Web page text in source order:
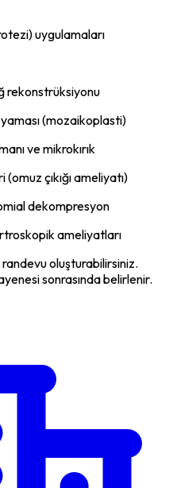
uygulamaları
rekonstrüksiyonu
(mozaikoplasti)
ve mikrokırık
çıkığı ameliyatı)
dekompresyon
ameliyatları
oluşturabilirsiniz.
sonrasında belirlenir.